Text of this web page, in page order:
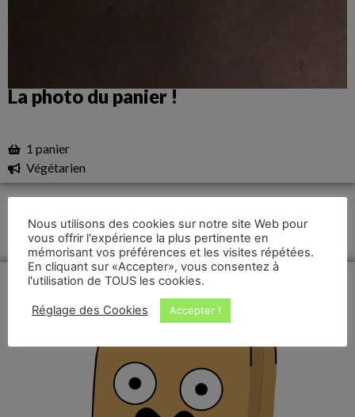
La photo du panier !
1 panier
Végétarien
Nous utilisons des cookies sur notre site Web pour
vous offrir l'expérience la plus pertinente en
mémorisant vos préférences et les visites répétées.
En cliquant sur «Accepter», vous consentez à
l'utilisation de TOUS les cookies.
Réglage des Cookies Accepter !